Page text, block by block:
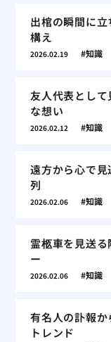
出棺の瞬間に
構え
2026.02.19 知識
友人代表とし
な想い
2026.02.12 知識
遠方から心で
列
2026.02.06 知識
霊柩車を見送
ー
2026.02.06 知識
有名人の訃報
トレンド